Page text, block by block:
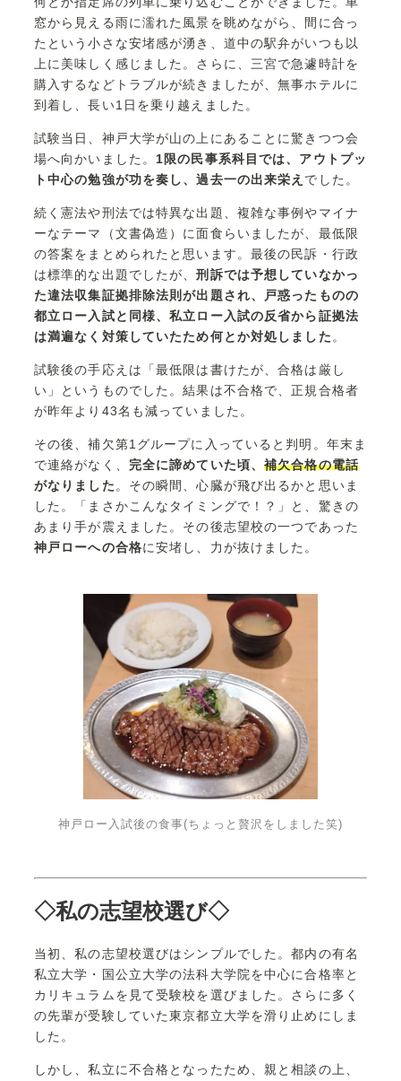
窓から見える雨に濡れた風景を眺めながら、間に合っ
たという小さな安堵感が湧き、道中の駅弁がいつも以
上に美味しく感じました。さらに、三宮で急遽時計を
購入するなどトラブルが続きましたが、無事ホテルに
到着し、長い1日を乗り越えました。
試験当日、神戸大学が山の上にあることに驚きつつ会
場へ向かいました。 1限の民事系科目では、アウトプッ
ト中心の勉強が功を奏し、過去一の出来栄え でした。
続く憲法や刑法では特異な出題、複雑な事例やマイナ
ーなテーマ（文書偽造）に面食らいましたが、最低限
の答案をまとめられたと思います。最後の民訴・行政
は標準的な出題でしたが、刑訴では予想していなかっ
た違法収集証拠排除法則が出題され、戸惑ったものの
都立ロー入試と同様、私立ロー入試の反省から証拠法
は満遍なく対策していたため何とか対処しました 。
試験後の手応えは「最低限は書けたが、合格は厳し
い」というものでした。結果は不合格で、正規合格者
が昨年より43名も減っていました。
その後、補欠第1グループに入っていると判明。年末ま
で連絡がなく、 完全に諦めていた頃、補欠合格の電話
がなりました 。その瞬間、心臓が飛び出るかと思いま
した。「まさかこんなタイミングで！？」と、驚きの
あまり手が震えました。その後志望校の一つであった
神戸ローへの合格に安堵し、力が抜けました。
神戸ロー入試後の食事(ちょっと贅沢をしました笑)
◇私の志望校選び◇
当初、私の志望校選びはシンプルでした。都内の有名
私立大学・国公立大学の法科大学院を中心に合格率と
カリキュラムを見て受験校を選びました。さらに多く
の先輩が受験していた東京都立大学を滑り止めにしま
した。
しかし、私立に不合格となったため、親と相談の上、